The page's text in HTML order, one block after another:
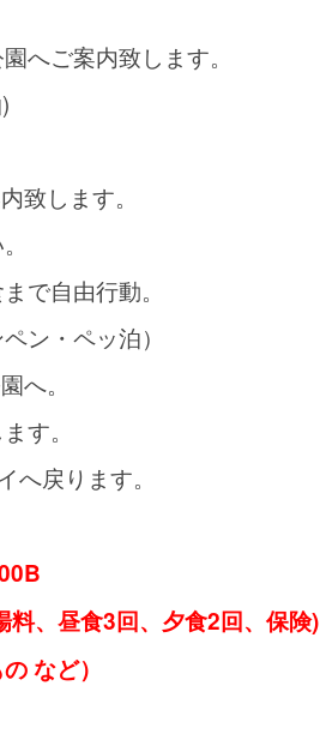
へご案内致します。
致します。
で自由行動。
ン・ペッ泊）
へ。
す。
戻ります。
、昼食3回、夕食2回、保険)
など）